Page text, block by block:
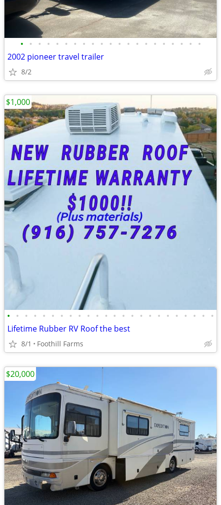
• • • • • • • • • • • • • • • • • • • • •
2002 pioneer travel trailer
8/2
• • • • • • • • • • • • • • • • • • • • • • • •
Lifetime Rubber RV Roof the best
8/1 Foothill Farms
$1,000
$20,000